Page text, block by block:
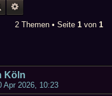
e
SUCHE
2 Themen • Seite 1 von 1
Köln
Apr 2026, 10:23